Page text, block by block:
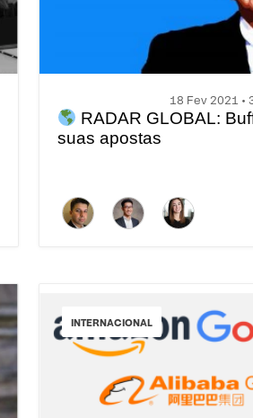
18 Fev 2021 •
RADAR GLOBAL:
suas apostas
INTERNACIONAL